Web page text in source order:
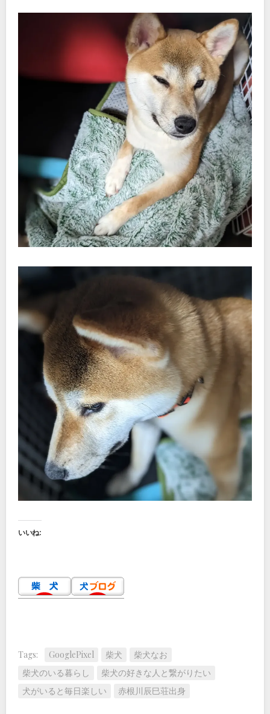
いいね:
Tags: GooglePixel 柴犬
柴犬なお
柴犬のいる暮らし
柴犬の好きな人と繋がりたい
犬がいると毎日楽しい
赤根川辰巳荘出身